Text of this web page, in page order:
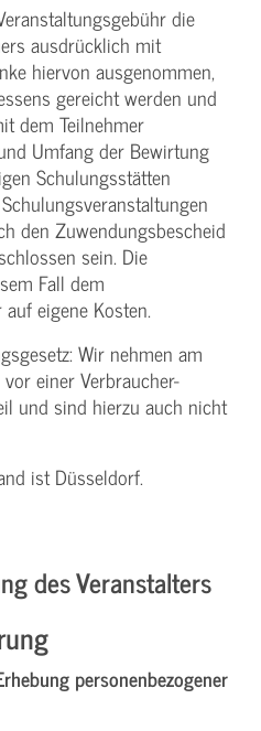
die
ausdrücklich mit
hiervon ausgenommen,
gereicht werden und
dem Teilnehmer
Umfang der Bewirtung
Schulungsstätten
den Zuwendungs­bescheid
sein. Die
Fall dem
eigene Kosten.
Wir nehmen am
einer Verbraucher­
und sind hierzu auch nicht
ist Düsseldorf.
des Veranstalters
personenbezogener